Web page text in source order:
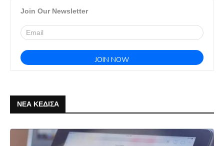
Join Our Newsletter
ΝΕΑ ΚΕΔΙΣΑ